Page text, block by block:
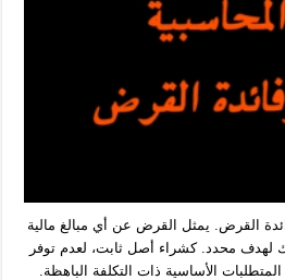
القرض. يمثل القرض عن أي مبالغ مالية
لهدف محدد. كشراء أصل ثابت، لعدم توفر
الأساسية ذات التكلفة الباهظة.